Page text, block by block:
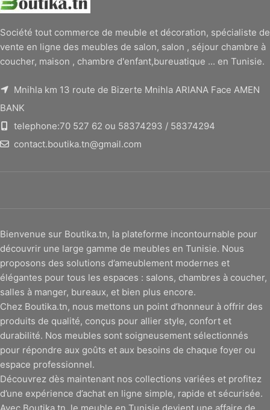
Société tout commerce de meuble et décoration, spécialiste de
vente en ligne des meubles de salon, salon , séjour chambre à
coucher, maison , chambre d'enfant,bureuatique ... en Tunisie.
Mnihla km 13 route de Bizerte Mnihla ARIANA Face AMEN
BANK
telephone:70 527 62 ou 58374293 / 58374294
contact.boutika.tn@gmail.com
Bienvenue sur Boutika.tn, la plateforme incontournable pour
découvrir une large gamme de meubles en Tunisie. Nous
proposons des solutions d’ameublement modernes et
élégantes pour tous les espaces : salons, chambres à coucher,
salles à manger, bureaux, et bien plus encore.
Chez Boutika.tn, nous mettons un point d’honneur à offrir des
produits de qualité, conçus pour allier style, confort et
durabilité. Nos meubles sont soigneusement sélectionnés
pour répondre aux goûts et aux besoins de chaque foyer ou
espace professionnel.
Découvrez dès maintenant nos collections variées et profitez
d’une expérience d’achat en ligne simple, rapide et sécurisée.